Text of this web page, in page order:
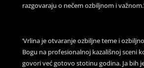
razgovaraju o nečem ozbiljnom i važnom.’
‘Vrlina je otvaranje ozbiljne teme i
Bogu na profesionalnoj kazališnoj sceni
govori već gotovo stotinu godina. Ja bih